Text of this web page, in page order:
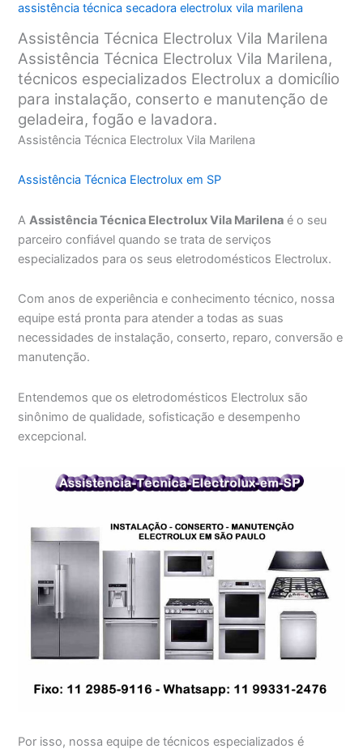
assistência técnica secadora electrolux vila marilena
Assistência Técnica Electrolux Vila Marilena
Assistência Técnica Electrolux Vila Marilena,
técnicos especializados Electrolux a domicílio
para instalação, conserto e manutenção de
geladeira, fogão e lavadora.
Assistência Técnica Electrolux Vila Marilena
Assistência Técnica Electrolux em SP
AAssistência Técnica Electrolux Vila Marilena é o seu
parceiro confiável quando se trata de serviços
especializados para os seus eletrodomésticos Electrolux.
Com anos de experiência e conhecimento técnico, nossa
equipe está pronta para atender a todas as suas
necessidades de instalação, conserto, reparo, conversão e
manutenção.
Entendemos que os eletrodomésticos Electrolux são
sinônimo de qualidade, sofisticação e desempenho
excepcional.
Por isso, nossa equipe de técnicos especializados é